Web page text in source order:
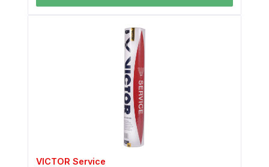
VICTOR Service